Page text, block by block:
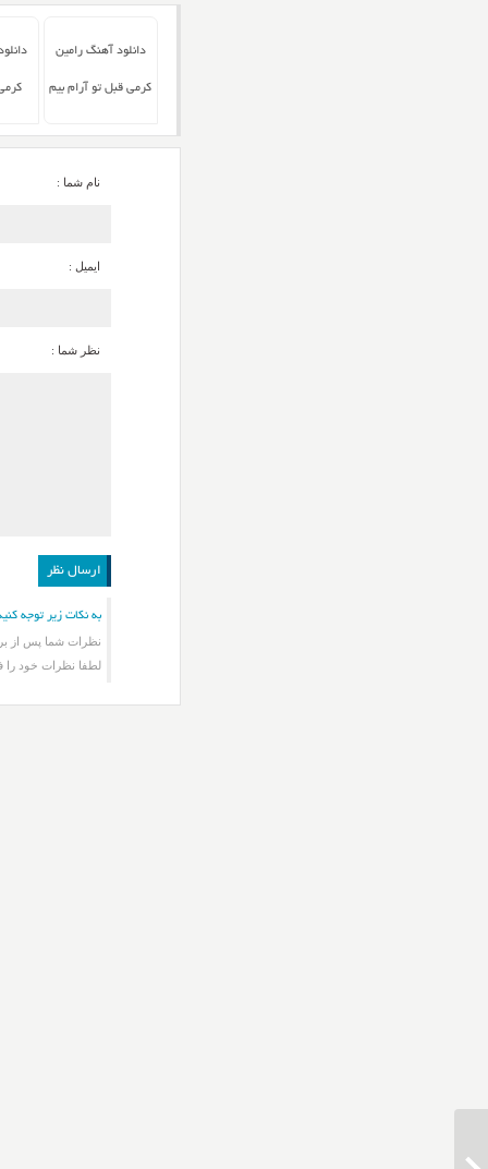
دانلود آهنگ رامین
کرمی قبل تو آرام بیم
نام شما :
ایمیل :
نظر شما :
به نکات زیر توجه
نظرات شما پس از
لطفا نظرات خود را